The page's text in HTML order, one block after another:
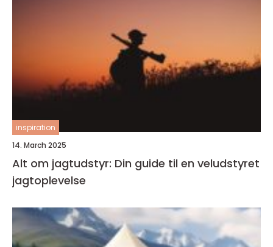
inspiration
14. March 2025
Alt om jagtudstyr: Din guide til en veludstyret
jagtoplevelse